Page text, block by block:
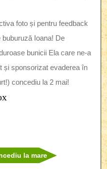
foto și pentru feedback
buburuză Ioana! De
bunicii Ela care ne-a
și sponsorizat evaderea în
concediu la 2 mai!
la mare